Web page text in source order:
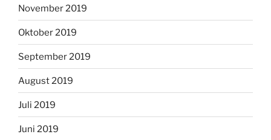
November 2019
Oktober 2019
September 2019
August 2019
Juli 2019
Juni 2019